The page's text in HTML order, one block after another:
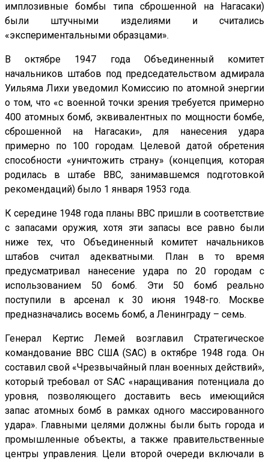
имплозивные бомбы типа сброшенной на Нагасаки)
были штучными изделиями и считались
«экспериментальными образцами».
В октябре 1947 года Объединенный комитет
начальников штабов под председательством адмирала
Уильяма Лихи уведомил Комиссию по атомной энергии
о том, что «с военной точки зрения требуется примерно
400 атомных бомб, эквивалентных по мощности бомбе,
сброшенной на Нагасаки», для нанесения удара
примерно по 100 городам. Целевой датой обретения
способности «уничтожить страну» (концепция, которая
родилась в штабе ВВС, занимавшемся подготовкой
рекомендаций) было 1 января 1953 года.
К середине 1948 года планы ВВС пришли в соответствие
с запасами оружия, хотя эти запасы все равно были
ниже тех, что Объединенный комитет начальников
штабов считал адекватными. План в то время
предусматривал нанесение удара по 20 городам с
использованием 50 бомб. Эти 50 бомб реально
поступили в арсенал к 30 июня 1948-го. Москве
предназначались восемь бомб, а Ленинграду – семь.
Генерал Кертис Лемей возглавил Стратегическое
командование ВВС США (SAC) в октябре 1948 года. Он
составил свой «Чрезвычайный план военных действий»,
который требовал от SAC «наращивания потенциала до
уровня, позволяющего доставить весь имеющийся
запас атомных бомб в рамках одного массированного
удара». Главными целями должны были быть города и
промышленные объекты, а также правительственные
центры управления. Цели второй очереди включали в